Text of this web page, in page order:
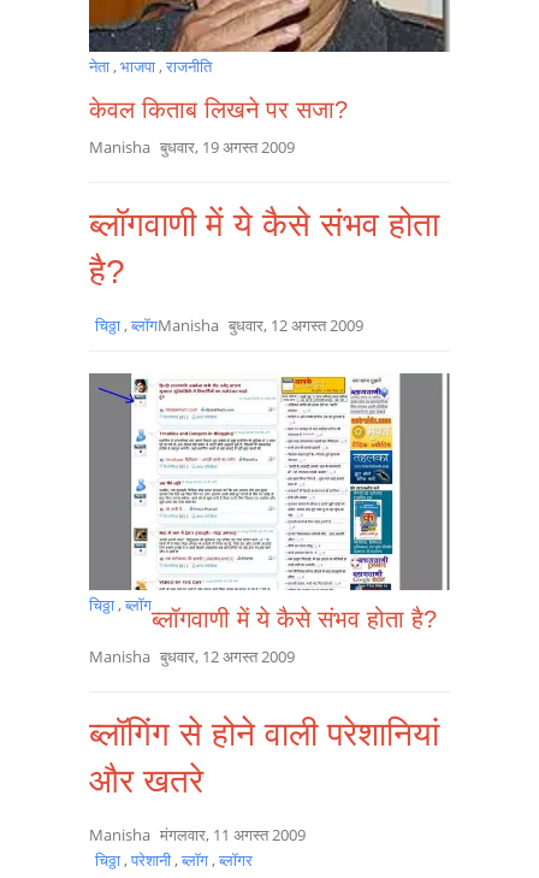
नेता,भाजपा,राजनीति
केवल किताब लिखने पर सजा?
Manisha बुधवार, 19 अगस्त 2009
ब्लॉगवाणी में ये कैसे संभव होता
है?
Manisha बुधवार, 12 अगस्त 2009
चिठ्ठा,ब्लॉग
चिठ्ठा,ब्लॉग
ब्लॉगवाणी में ये कैसे संभव होता है?
Manisha बुधवार, 12 अगस्त 2009
ब्लॉगिंग से होने वाली परेशानियां
और खतरे
Manisha मंगलवार, 11 अगस्त 2009
चिठ्ठा,परेशानी,ब्लॉग,ब्लॉगर